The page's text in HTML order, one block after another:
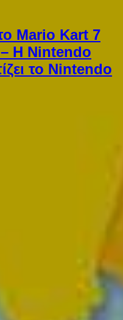
Mario Kart 7
– Η Nintendo
το Nintendo